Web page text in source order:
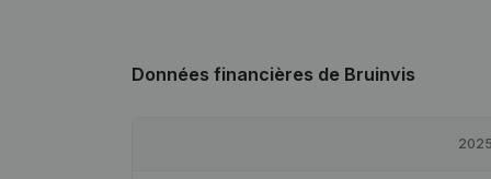
Données financières de Bruinvis
2025